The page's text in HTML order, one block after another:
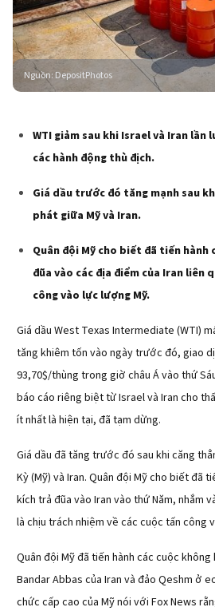
Nguồn: DepositPhotos
WTI giảm sau khi Israel và Iran
các hành động thù địch.
Giá dầu trước đó tăng mạnh sau
phát giữa Mỹ và Iran.
Quân đội Mỹ cho biết đã tiến hành
đũa vào các địa điểm của Iran liên
công vào lực lượng Mỹ.
Giá dầu West Texas Intermediate (WTI)
tăng khiêm tốn vào ngày trước đó, giao
93,70$/thùng trong giờ châu Á vào thứ
báo cáo riêng biệt từ Israel và Iran cho
ít nhất là hiện tại, đã tạm dừng.
Giá dầu đã tăng trước đó sau khi căng
Kỳ (Mỹ) và Iran. Quân đội Mỹ cho biết đã
kích trả đũa vào Iran vào thứ Năm, nhắm
là chịu trách nhiệm về các cuộc tấn công
Quân đội Mỹ đã tiến hành các cuộc
Bandar Abbas của Iran và đảo Qeshm ở
chức cấp cao của Mỹ nói với Fox News